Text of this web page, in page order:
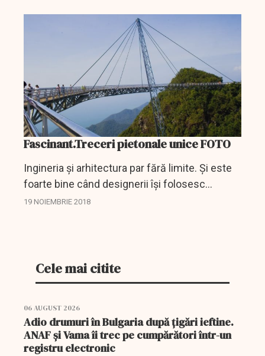
Fascinant.Treceri pietonale unice FOTO
Ingineria și arhitectura par fără limite. Și este
foarte bine când designerii își folosesc
imaginația nu doar pentru clădiri grandioase,
19 NOIEMBRIE 2018
Cele mai citite
06 AUGUST 2026
Adio drumuri în Bulgaria după țigări ieftine.
ANAF și Vama îi trec pe cumpărători într-un
registru electronic